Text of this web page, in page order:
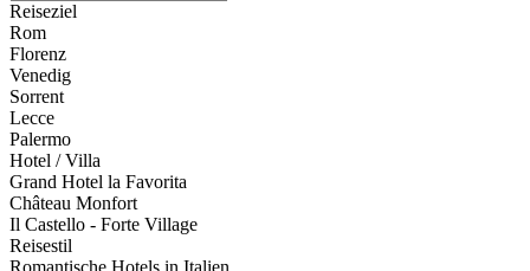
Reiseziel
Rom
Florenz
Venedig
Sorrent
Lecce
Palermo
Hotel / Villa
Grand Hotel la Favorita
Château Monfort
Il Castello - Forte Village
Reisestil
Romantische Hotels in Italien